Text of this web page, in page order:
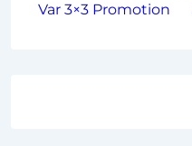
Var 3×3 Promotion